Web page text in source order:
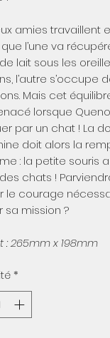
amies travaillent
l’une va
lait sous les
l’autre s’occupe
Mais cet
lorsque
par un chat ! La
doit alors la
: la petite souris
chats !
le courage
sa mission ?
: 265mm x 198mm
*